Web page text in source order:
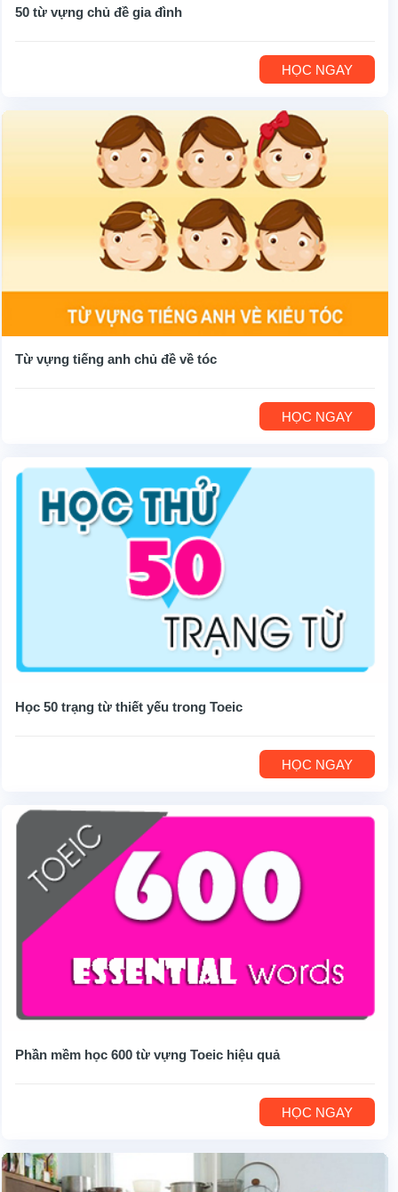
50 từ vựng chủ đề gia đình
HỌC NGAY
Từ vựng tiếng anh chủ đề về tóc
HỌC NGAY
Học 50 trạng từ thiết yếu trong Toeic
HỌC NGAY
Phần mềm học 600 từ vựng Toeic hiệu quả
HỌC NGAY